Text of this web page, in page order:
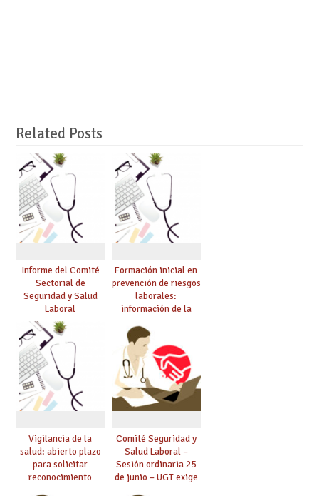
Related Posts
Informe del Comité
Sectorial de
Seguridad y Salud
Laboral
Formación inicial en
prevención de riesgos
laborales:
información de la
curso 25/26
Vigilancia de la
salud: abierto plazo
para solicitar
reconocimiento
Comité Seguridad y
Salud Laboral –
Sesión ordinaria 25
de junio – UGT exige